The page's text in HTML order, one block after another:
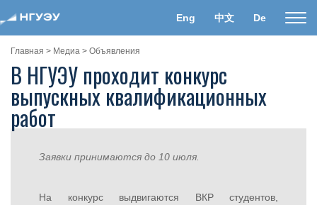
Eng 中文 De
Главная > Медиа > Объявления
В НГУЭУ проходит конкурс
выпускных квалификационных
работ
Заявки принимаются до 10 июля.
На конкурс выдвигаются ВКР студентов,